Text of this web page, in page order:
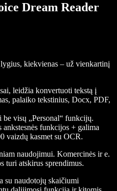
Dream Reader
kiekvienas – už vienkartinį
leidžia konvertuoti tekstą į
palaiko tekstinius, Docx, PDF,
be visų „Personal“ funkcijų.
funkcijos + galima
vaizdų kasmet su OCR.
naudojimui. Komercinės ir e.
turi atskirus sprendimus.
su naudotojų skaičiumi